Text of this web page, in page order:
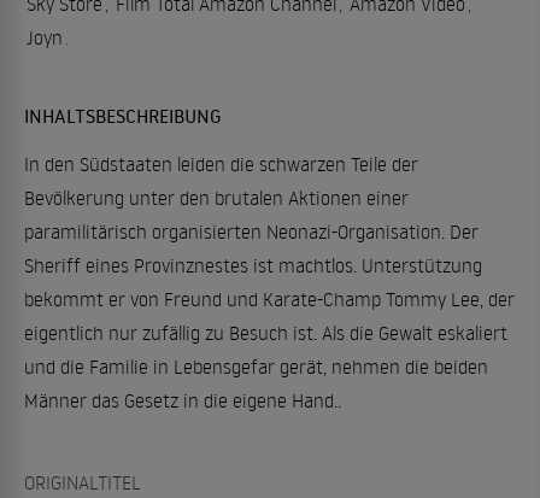
Joyn .
INHALTSBESCHREIBUNG
In den Südstaaten leiden die schwarzen Teile der
Bevölkerung unter den brutalen Aktionen einer
paramilitärisch organisierten Neonazi-Organisation. Der
Sheriff eines Provinznestes ist machtlos. Unterstützung
bekommt er von Freund und Karate-Champ Tommy Lee, der
eigentlich nur zufällig zu Besuch ist. Als die Gewalt eskaliert
und die Familie in Lebensgefar gerät, nehmen die beiden
Männer das Gesetz in die eigene Hand..
ORIGINALTITEL